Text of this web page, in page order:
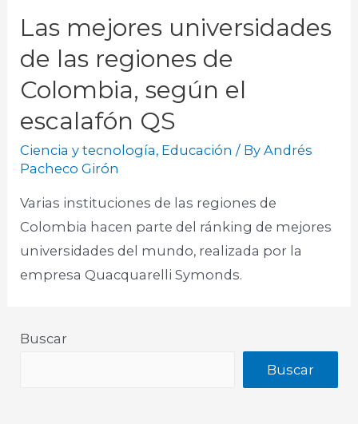
Las mejores universidades
de las regiones de
Colombia, según el
escalafón QS
Ciencia y tecnología, Educación / ByAndrés
Pacheco Girón
Varias instituciones de las regiones de
Colombia hacen parte del ránking de mejores
universidades del mundo, realizada por la
empresa Quacquarelli Symonds.
Buscar
Buscar